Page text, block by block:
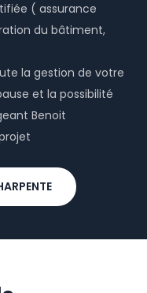
( assurance
du bâtiment,
la gestion de votre
et la possibilité
Benoit